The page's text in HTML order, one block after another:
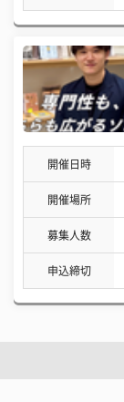
開催日時
開催場所
募集人数
申込締切